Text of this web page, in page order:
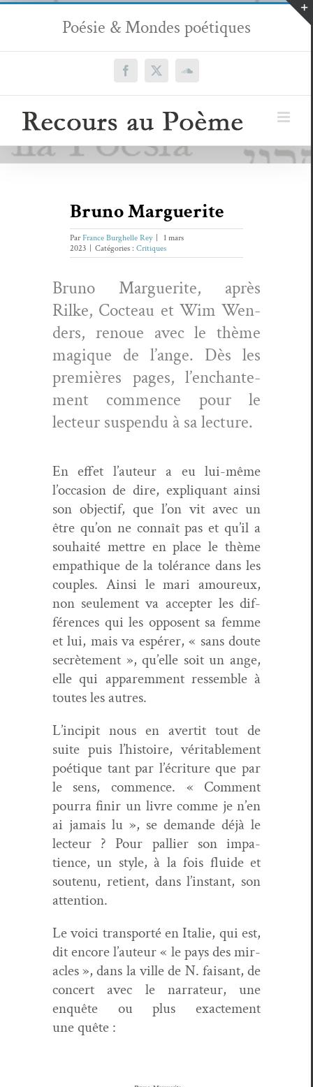
Passer
contenu
Poésie & Mondes poétiques
Facebook
X SoundCloud
Bruno Marguerite
ParFrance Burghelle Rey
1 mars
2023
Catégories : Critiques
Bruno Mar­guerite, après
Rilke, Cocteau et Wim Wen­
ders, renoue avec le thème
mag­ique de l’ange. Dès les
pre­mières pages, l’en­chante­
ment com­mence pour le
lecteur sus­pendu à sa lecture.
En effet l’auteur a eu lui-même
l’occasion de dire, expli­quant ain­si
son objec­tif, que l’on vit avec un
être qu’on ne con­naît pas et qu’il a
souhaité met­tre en place le thème
empathique de la tolérance dans les
cou­ples. Ain­si le mari amoureux,
non seule­ment va accepter les dif­
férences qui les opposent sa femme
et lui, mais va espér­er, « sans doute
secrète­ment », qu’elle soit un ange,
elle qui apparem­ment ressem­ble à
toutes les autres.
L’incipit nous en aver­tit tout de
suite puis l’histoire, véri­ta­ble­ment
poé­tique tant par l’écriture que par
le sens, com­mence. « Com­ment
pour­ra finir un livre comme je n’en
ai jamais lu », se demande déjà le
lecteur ? Pour pal­li­er son impa­
tience, un style, à la fois flu­ide et
soutenu, retient, dans l’in­stant, son
attention.
Le voici trans­porté en Ital­ie, qui est,
dit encore l’auteur « le pays des mir­
a­cles », dans la ville de N. faisant, de
con­cert avec le nar­ra­teur, une
enquête ou plus exacte­ment
une quête :